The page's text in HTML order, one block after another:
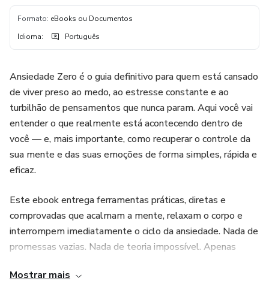
Formato: eBooks ou Documentos
Idioma: Português
Ansiedade Zero é o guia definitivo para quem está cansado
de viver preso ao medo, ao estresse constante e ao
turbilhão de pensamentos que nunca param. Aqui você vai
entender o que realmente está acontecendo dentro de
você — e, mais importante, como recuperar o controle da
sua mente e das suas emoções de forma simples, rápida e
eficaz.
Este ebook entrega ferramentas práticas, diretas e
comprovadas que acalmam a mente, relaxam o corpo e
interrompem imediatamente o ciclo da ansiedade. Nada de
promessas vazias. Nada de teoria impossível. Apenas
Mostrar mais